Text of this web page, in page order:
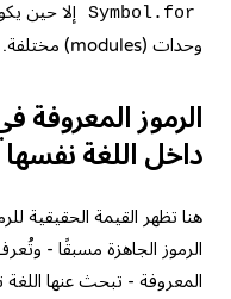
Symbol.for
إلا حين
وحدات (modules) مختلفة.
الرموز
داخل اللغة نفسها
هنا تظهر القيمة الحقيقية
الرموز الجاهزة مسبقًا -
المعروفة - تبحث عنها